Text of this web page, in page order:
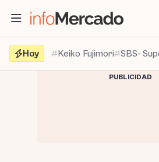
contenido
Hoy
Keiko Fujimori SBS-
PUBLICIDAD